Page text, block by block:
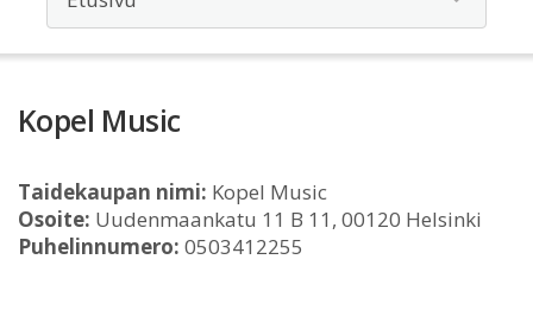
Kopel Music
Taidekaupan nimi: Kopel Music
Osoite: Uudenmaankatu 11 B 11, 00120 Helsinki
Puhelinnumero: 0503412255